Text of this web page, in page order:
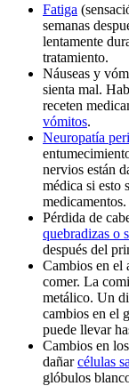
Fatiga
semanas
lentamente
tratamiento.
Náuseas y
sienta mal.
receten
vómitos.
Neuropatía
nervios están
médica si esto
medicamentos.
Pérdida de
quebradizas o
después del
Cambios en el
comer. La
metálico. Un
cambios en el
puede llevar
Cambios en
dañarcélulas
glóbulos